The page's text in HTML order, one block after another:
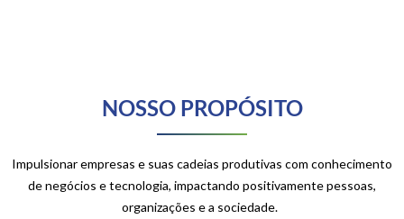
NOSSO PROPÓSITO
Impulsionar empresas e suas cadeias produtivas com conhecimento
de negócios e tecnologia, impactando positivamente pessoas,
organizações e a sociedade.